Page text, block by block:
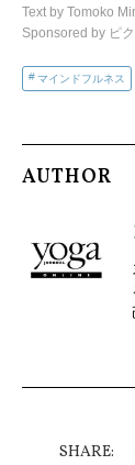
Text by Tomoko
Sponsored by ピ
マインドフルネス
AUTHOR
SHARE: